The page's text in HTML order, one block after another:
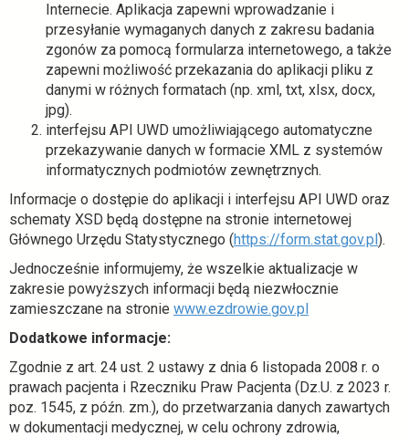
Internecie. Aplikacja zapewni wprowadzanie i
przesyłanie wymaganych danych z zakresu badania
zgonów za pomocą formularza internetowego, a także
zapewni możliwość przekazania do aplikacji pliku z
danymi w różnych formatach (np. xml, txt, xlsx, docx,
jpg).
interfejsu API UWD umożliwiającego automatyczne
przekazywanie danych w formacie XML z systemów
informatycznych podmiotów zewnętrznych.
Informacje o dostępie do aplikacji i interfejsu API UWD oraz
schematy XSD będą dostępne na stronie internetowej
Głównego Urzędu Statystycznego (https://form.stat.gov.plo
s
).
Jednocześnie informujemy, że wszelkie aktualizacje w
zakresie powyższych informacji będą niezwłocznie
zamieszczane na stronie www.ezdrowie.gov.pl
Dodatkowe informacje:
Zgodnie z art. 24 ust. 2 ustawy z dnia 6 listopada 2008 r. o
prawach pacjenta i Rzeczniku Praw Pacjenta (Dz.U. z 2023 r.
poz. 1545, z późn. zm.), do przetwarzania danych zawartych
w dokumentacji medycznej, w celu ochrony zdrowia,